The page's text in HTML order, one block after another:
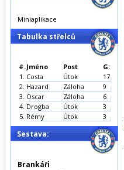
Miniaplikace
Tabulka střelců
#.Jméno Post
G:
1. Costa Útok
17
2. Hazard Záloha
9
3. Oscar Záloha
6
4. Drogba Útok
3
5. Rémy Útok 3
Sestava:
Brankáři